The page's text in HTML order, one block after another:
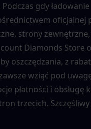
gdy ładowanie
oficjalnej
strony
Diamonds Store
oszczędzania, z
wziąć pod
płatności i obsługę
trzecich.